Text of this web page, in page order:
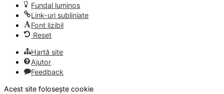
Fundal luminos
Link-uri subliniate
Font lizibil
Reset
Hartă site
Ajutor
Feedback
Acest site folosește cookie